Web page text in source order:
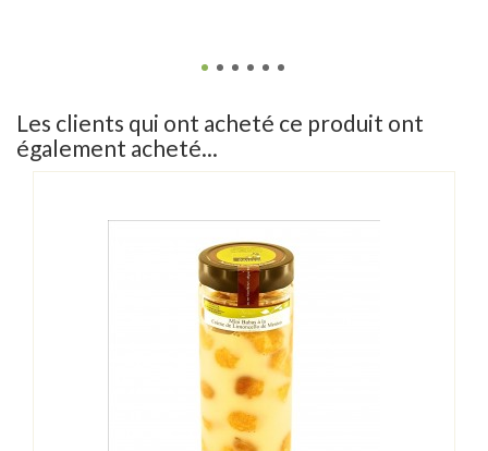
Les clients qui ont acheté ce produit ont
également acheté...